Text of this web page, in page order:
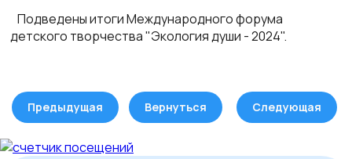
Подведены итоги Международного форума
детского творчества "Экология души - 2024".
Предыдущая Вернуться Следующая